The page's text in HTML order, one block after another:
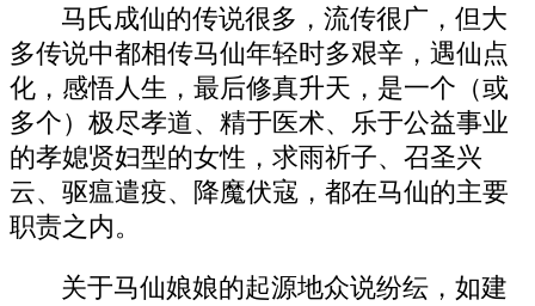
马氏成仙的传说很多，流传很广，但大
多传说中都相传马仙年轻时多艰辛，遇仙点
化，感悟人生，最后修真升天，是一个（或
多个）极尽孝道、精于医术、乐于公益事业
的孝媳贤妇型的女性，求雨祈子、召圣兴
云、驱瘟遣疫、降魔伏寇，都在马仙的主要
职责之内。
关于马仙娘娘的起源地众说纷纭，如建